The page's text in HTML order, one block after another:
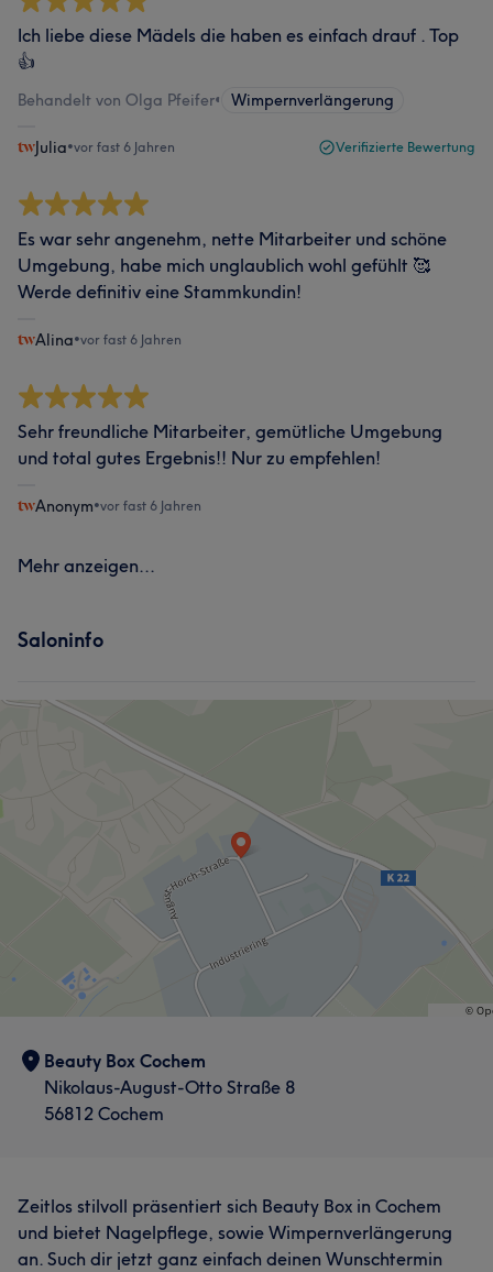
Ich liebe diese Mädels die haben es einfach drauf . Top
👍
Behandelt von Olga Pfeifer• Wimpernverlängerung
Julia•vor fast 6 Jahren Verifizierte Bewertung
Es war sehr angenehm, nette Mitarbeiter und schöne
Umgebung, habe mich unglaublich wohl gefühlt 🥰
Werde definitiv eine Stammkundin!
Alina•vor fast 6 Jahren
Sehr freundliche Mitarbeiter, gemütliche Umgebung
und total gutes Ergebnis!! Nur zu empfehlen!
Anonym•vor fast 6 Jahren
Mehr anzeigen...
Saloninfo
Beauty Box Cochem
Nikolaus-August-Otto Straße 8
56812 Cochem
Zeitlos stilvoll präsentiert sich Beauty Box in Cochem
und bietet Nagelpflege, sowie Wimpernverlängerung
an. Such dir jetzt ganz einfach deinen Wunschtermin